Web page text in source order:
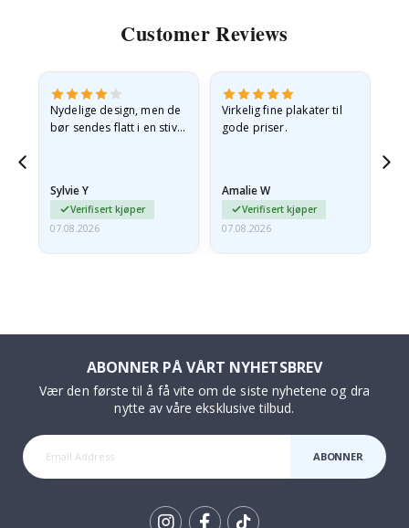
Customer Reviews
Nydelige design, men de
bør sendes flatt i en stiv
Sylvie Y
Verifisert kjøper
07.08.2026
Virkelig fine plakater til
gode priser.
Amalie W
Verifisert kjøper
07.08.2026
ABONNER PÅ VÅRT NYHETSBREV
Vær den første til å få vite om de siste nyhetene og dra
nytte av våre eksklusive tilbud.
ABONNER